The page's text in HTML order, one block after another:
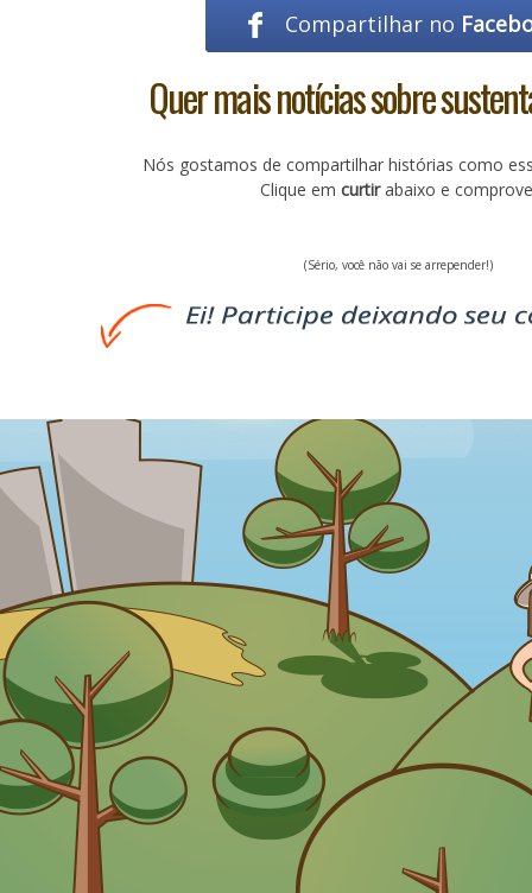
Compartilhar no
Quer mais notícias sobre
Nós gostamos de compartilhar histórias como
Clique em curtirabaixo e
(Sério, você não vai se arrepender!)